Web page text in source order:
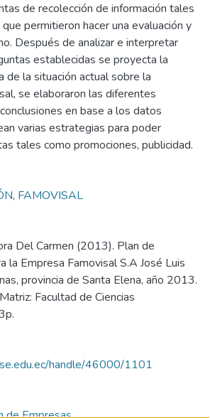
de recolección de información tales
permitieron hacer una evaluación y
Después de analizar e interpretar
establecidas se proyecta la
de la situación actual sobre la
se elaboraron las diferentes
en base a los datos
varias estrategias para poder
tales como promociones, publicidad.
, FAMOVISAL
Del Carmen (2013). Plan de
la Empresa Famovisal S.A José Luis
provincia de Santa Elena, año 2013.
Facultad de Ciencias
handle/46000/1101